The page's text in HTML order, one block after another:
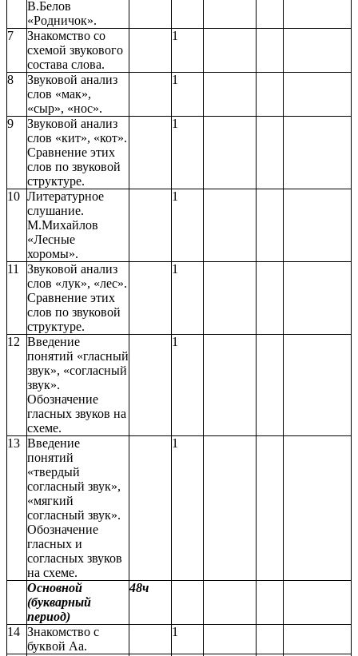
В.Белов
«Родничок».
7
Знакомство со
схемой звукового
состава слова.
1
8
Звуковой анализ
слов «мак»,
«сыр», «нос».
1
9
Звуковой анализ
слов «кит», «кот».
Сравнение этих
слов по звуковой
структуре.
1
10 Литературное
слушание.
М.Михайлов
«Лесные
хоромы».
1
11
Звуковой анализ
слов «лук», «лес».
Сравнение этих
слов по звуковой
структуре.
1
12 Введение
понятий «гласный
звук», «согласный
звук».
Обозначение
гласных звуков на
схеме.
1
13 Введение
понятий
«твердый
согласный звук»,
«мягкий
согласный звук».
Обозначение
гласных и
согласных звуков
на схеме.
1
Основной
(букварный
период)
48ч
14 Знакомство с
буквой Аа.
1